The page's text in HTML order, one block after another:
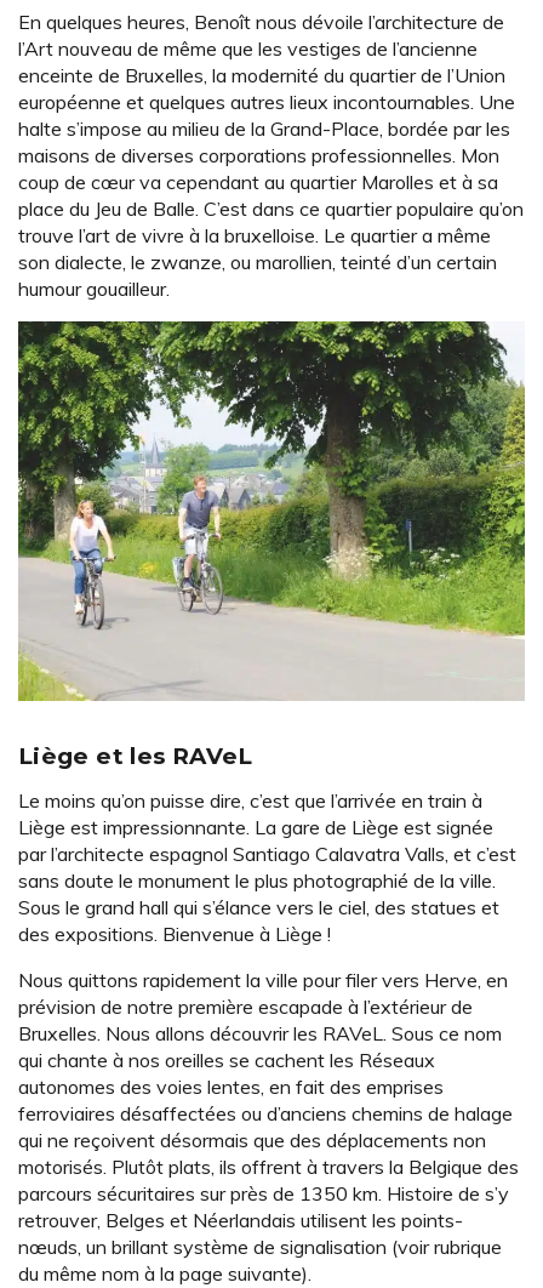
En quelques heures, Benoît nous dévoile l’architecture de
l’Art nouveau de même que les vestiges de l’ancienne
enceinte de Bruxelles, la modernité du quartier de l’Union
européenne et quelques autres lieux incontournables. Une
halte s’impose au milieu de la Grand-Place, bordée par les
maisons de diverses corporations professionnelles. Mon
coup de cœur va cependant au quartier Marolles et à sa
place du Jeu de Balle. C’est dans ce quartier populaire qu’on
trouve l’art de vivre à la bruxelloise. Le quartier a même
son dialecte, le zwanze, ou marollien, teinté d’un certain
humour gouailleur.
Liège et les RAVeL
Le moins qu’on puisse dire, c’est que l’arrivée en train à
Liège est impressionnante. La gare de Liège est signée
par l’architecte espagnol Santiago Calavatra Valls, et c’est
sans doute le monument le plus photographié de la ville.
Sous le grand hall qui s’élance vers le ciel, des statues et
des expositions. Bienvenue à Liège !
Nous quittons rapidement la ville pour filer vers Herve, en
prévision de notre première escapade à l’extérieur de
Bruxelles. Nous allons découvrir les RAVeL. Sous ce nom
qui chante à nos oreilles se cachent les Réseaux
autonomes des voies lentes, en fait des emprises
ferroviaires désaffectées ou d’anciens chemins de halage
qui ne reçoivent désormais que des déplacements non
motorisés. Plutôt plats, ils offrent à travers la Belgique des
parcours sécuritaires sur près de 1350 km. Histoire de s’y
retrouver, Belges et Néerlandais utilisent les points-
nœuds, un brillant système de signalisation (voir rubrique
du même nom à la page suivante).